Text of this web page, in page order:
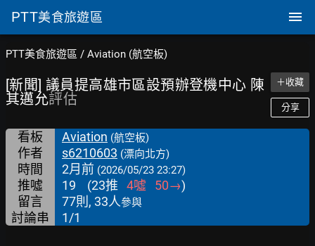
PTT美食旅遊區
PTT美食旅遊區 / Aviation (航空板)
[新聞] 議員提高雄市區設預辦登機中心 陳
其邁允評估
＋收藏
分享
看板 Aviation (航空板)
作者 s6210603 (漂向北方)
時間 2月前 (2026/05/23 23:27)
推噓 19 (23推 4噓 50→)
留言
77則, 33人參與
討論串 1/1